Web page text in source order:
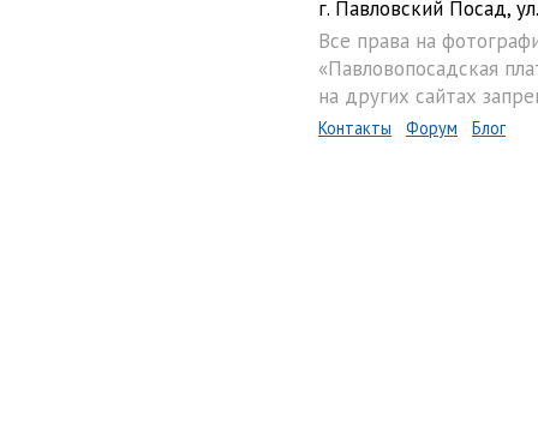
г. Павловский Посад,
Все права на
«Павловопосадская
на других сайтах
Контакты Форум Блог